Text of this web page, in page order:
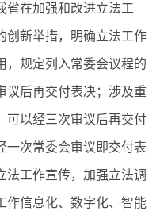
在加强和改进立法工
创新举措，明确立法工作
，规定列入常委会议程的
议后再交付表决；涉及重
可以经三次审议后再交付
一次常委会审议即交付表
法工作宣传，加强立法调
作信息化、数字化、智能